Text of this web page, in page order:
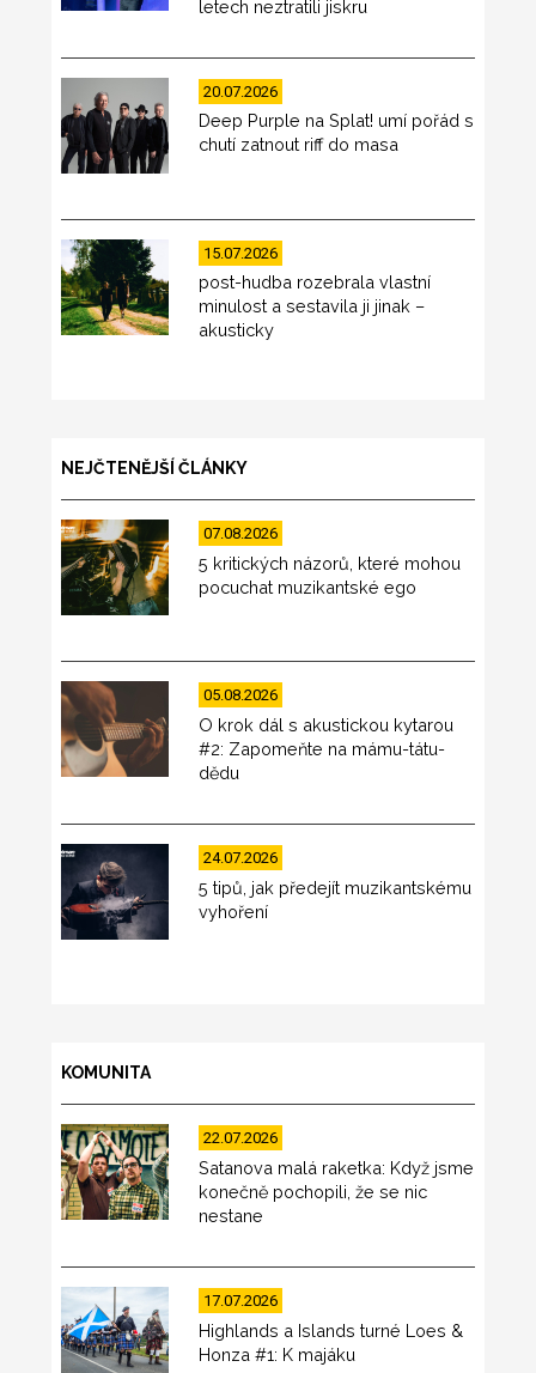
letech neztratili jiskru
20.07.2026
Deep Purple na Splat! umí pořád s
chutí zatnout riff do masa
15.07.2026
post-hudba rozebrala vlastní
minulost a sestavila ji jinak –
akusticky
NEJČTENĚJŠÍ ČLÁNKY
07.08.2026
5 kritických názorů, které mohou
pocuchat muzikantské ego
05.08.2026
O krok dál s akustickou kytarou
#2: Zapomeňte na mámu-tátu-
dědu
24.07.2026
5 tipů, jak předejít muzikantskému
vyhoření
KOMUNITA
22.07.2026
Satanova malá raketka: Když jsme
konečně pochopili, že se nic
nestane
17.07.2026
Highlands a Islands turné Loes &
Honza #1: K majáku